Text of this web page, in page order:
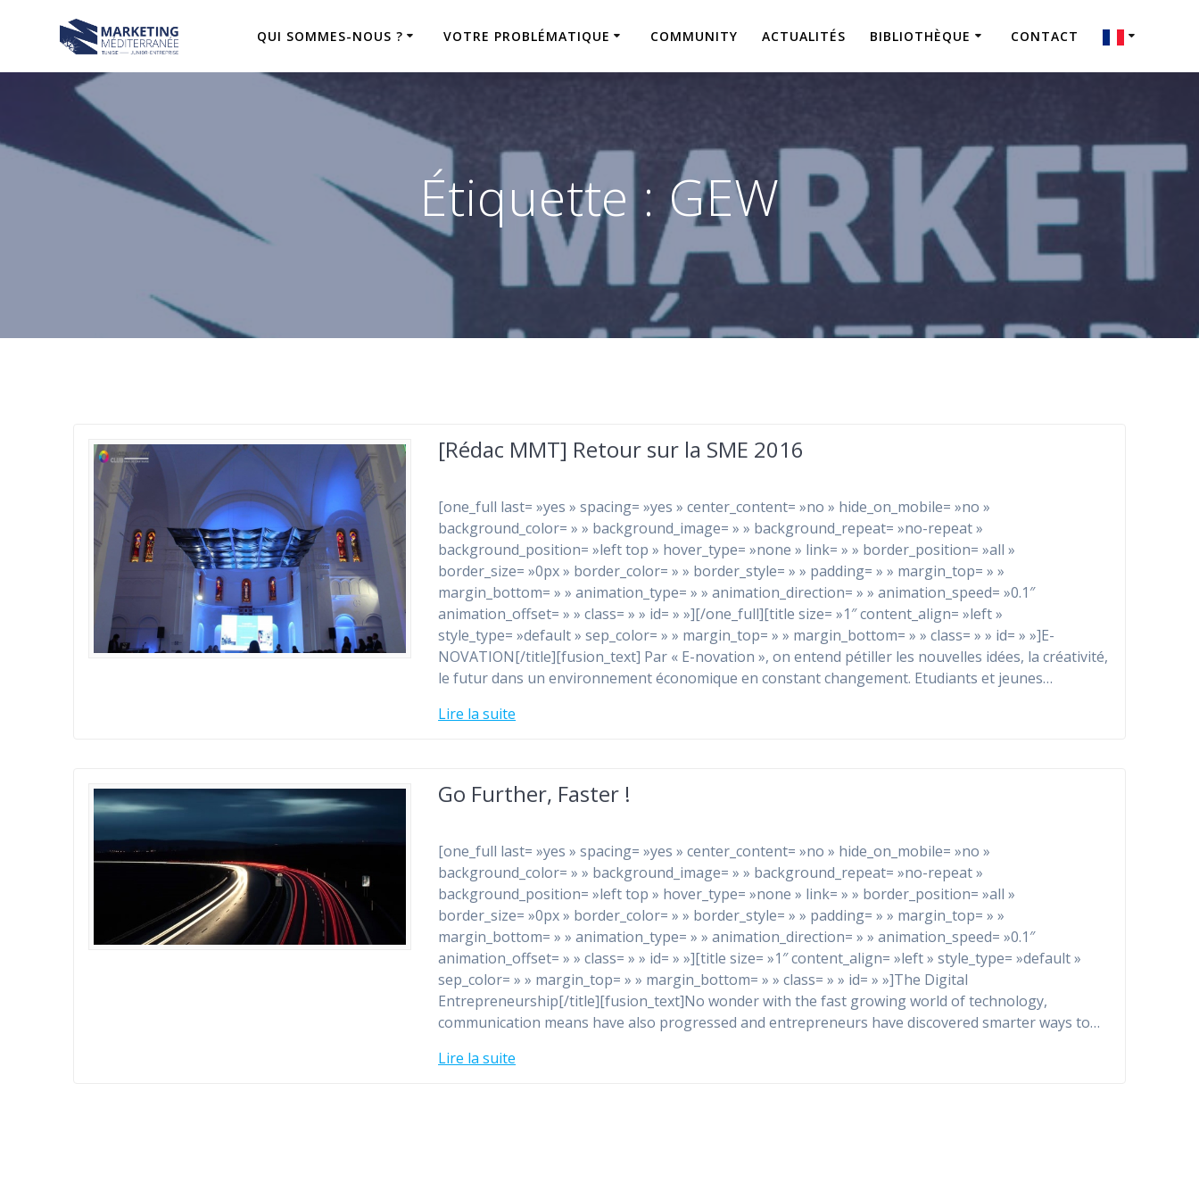
QUI SOMMES-NOUS ? VOTRE PROBLÉMATIQUE COMMUNITY ACTUALITÉS BIBLIOTHÈQUE CONTACT
Étiquette :GEW
[Rédac MMT] Retour sur la SME 2016
[one_full last= »yes » spacing= »yes » center_content= »no » hide_on_mobile= »no »
background_color= » » background_image= » » background_repeat= »no-repeat »
background_position= »left top » hover_type= »none » link= » » border_position= »all »
border_size= »0px » border_color= » » border_style= » » padding= » » margin_top= » »
margin_bottom= » » animation_type= » » animation_direction= » » animation_speed= »0.1″
animation_offset= » » class= » » id= » »][/one_full][title size= »1″ content_align= »left »
style_type= »default » sep_color= » » margin_top= » » margin_bottom= » » class= » » id= » »]E-
NOVATION[/title][fusion_text] Par « E-novation », on entend pétiller les nouvelles idées, la créativité,
le futur dans un environnement économique en constant changement. Etudiants et jeunes…
Lire la suite
Go Further, Faster !
[one_full last= »yes » spacing= »yes » center_content= »no » hide_on_mobile= »no »
background_color= » » background_image= » » background_repeat= »no-repeat »
background_position= »left top » hover_type= »none » link= » » border_position= »all »
border_size= »0px » border_color= » » border_style= » » padding= » » margin_top= » »
margin_bottom= » » animation_type= » » animation_direction= » » animation_speed= »0.1″
animation_offset= » » class= » » id= » »][title size= »1″ content_align= »left » style_type= »default »
sep_color= » » margin_top= » » margin_bottom= » » class= » » id= » »]The Digital
Entrepreneurship[/title][fusion_text]No wonder with the fast growing world of technology,
communication means have also progressed and entrepreneurs have discovered smarter ways to…
Lire la suite